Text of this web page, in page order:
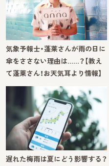
気象予報士・蓬莱さんが雨の日に
傘をささない理由は……？【教え
て蓬莱さん！お天気耳より情報】
遅れた梅雨は夏にどう影響する？